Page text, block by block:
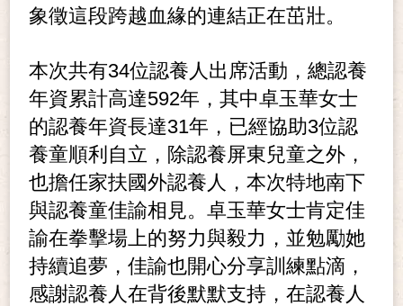
象徵這段跨越血緣的連結正在茁壯。
本次共有34位認養人出席活動，總認養
年資累計高達592年，其中卓玉華女士
的認養年資長達31年，已經協助3位認
養童順利自立，除認養屏東兒童之外，
也擔任家扶國外認養人，本次特地南下
與認養童佳諭相見。卓玉華女士肯定佳
諭在拳擊場上的努力與毅力，並勉勵她
持續追夢，佳諭也開心分享訓練點滴，
感謝認養人在背後默默支持，在認養人